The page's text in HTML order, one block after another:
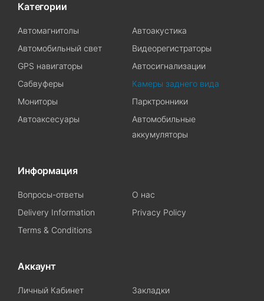
Категории
Автомагнитолы
Автоакустика
Автомобильный свет
Видеорегистраторы
GPS навигаторы
Автосигнализации
Сабвуферы
Камеры заднего вида
Мониторы
Парктронники
Автоаксесуары
Автомобильные
аккумуляторы
Информация
Вопросы-ответы
О нас
Delivery Information
Privacy Policy
Terms & Conditions
Аккаунт
Личный Кабинет Закладки